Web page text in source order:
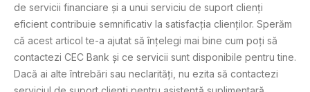
de servicii financiare și a unui serviciu de suport clienți
eficient contribuie semnificativ la satisfacția clienților. Sperăm
că acest articol te-a ajutat să înțelegi mai bine cum poți să
contactezi CEC Bank și ce servicii sunt disponibile pentru tine.
Dacă ai alte întrebări sau neclarități, nu ezita să contactezi